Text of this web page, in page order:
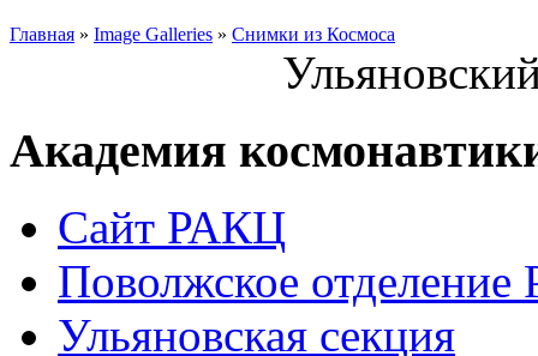
Главная » Image Galleries » Снимки из Космоса
Академия
Сайт РАКЦ
Поволжское
Ульяновская секция